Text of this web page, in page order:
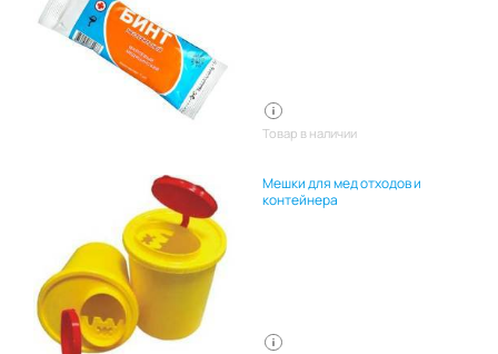
Товар в наличии
Мешки для мед отходов и
контейнера